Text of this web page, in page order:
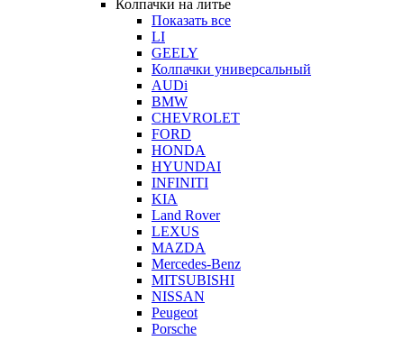
Колпачки на литье
Показать все
LI
GEELY
Колпачки универсальный
AUDi
BMW
CHEVROLET
FORD
HONDA
HYUNDAI
INFINITI
KIA
Land Rover
LEXUS
MAZDA
Mercedes-Benz
MITSUBISHI
NISSAN
Peugeot
Porsche